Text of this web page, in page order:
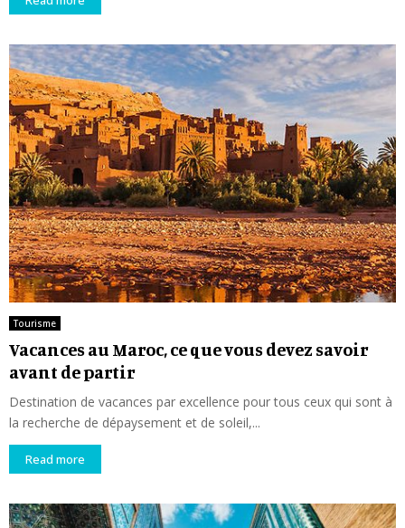
Tourisme
Vacances au Maroc, ce que vous devez savoir
avant de partir
Destination de vacances par excellence pour tous ceux qui sont à
la recherche de dépaysement et de soleil,...
Read more